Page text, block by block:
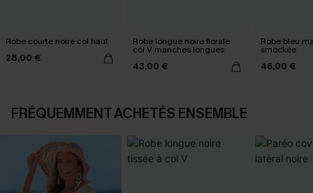
Robe courte noire col haut
28,00 €
Robe longue noire florale
col V manches longues
43,00 €
Robe bleu
smockée
46,00 €
FRÉQUEMMENT ACHETÉS ENSEMBLE